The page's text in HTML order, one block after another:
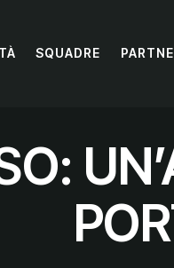
SQUADRE